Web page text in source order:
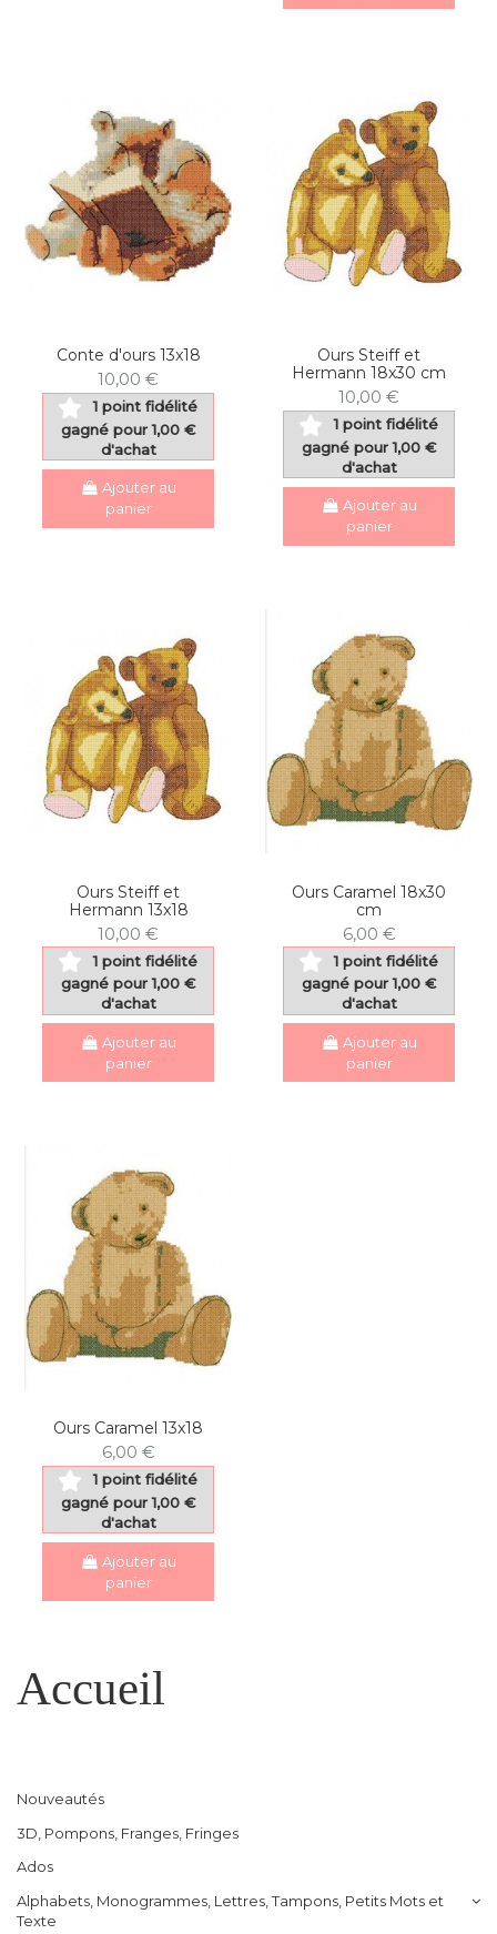
Conte d'ours 13x18
10,00 €
1 point fidélité
gagné pour 1,00 €
d'achat
Ajouter au
panier
Ours Steiff et
Hermann 18x30 cm
10,00 €
1 point fidélité
gagné pour 1,00 €
d'achat
Ajouter au
panier
Ours Steiff et
Hermann 13x18
10,00 €
1 point fidélité
gagné pour 1,00 €
d'achat
Ajouter au
panier
Ours Caramel 18x30
cm
6,00 €
1 point fidélité
gagné pour 1,00 €
d'achat
Ajouter au
panier
Ours Caramel 13x18
6,00 €
1 point fidélité
gagné pour 1,00 €
d'achat
Ajouter au
panier
Accueil
Nouveautés
3D, Pompons, Franges, Fringes
Ados
Alphabets, Monogrammes, Lettres, Tampons, Petits Mots et
Texte